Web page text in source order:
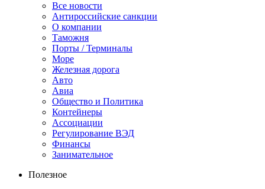
Все новости
Антироссийские санкции
О компании
Таможня
Порты / Терминалы
Море
Железная дорога
Авто
Авиа
Общество и Политика
Контейнеры
Ассоциации
Регулирование ВЭД
Финансы
Занимательное
Полезное